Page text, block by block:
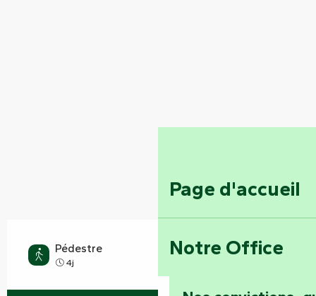
Page d'accueil
Notre Office
Pédestre
4j